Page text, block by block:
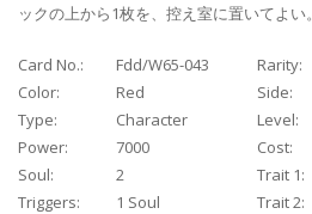
ックの上から1枚を、控え室に置いてよい。
Card No.: Fdd/W65-043 Rarity:
Color:
Red Side:
Type:
Character Level:
Power:
7000 Cost:
Soul:
2 Trait 1:
Triggers:
1 Soul Trait 2: